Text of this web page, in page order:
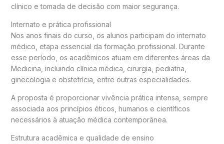
clínico e tomada de decisão com maior segurança.
Internato e prática profissional
Nos anos finais do curso, os alunos participam do internato
médico, etapa essencial da formação profissional. Durante
esse período, os acadêmicos atuam em diferentes áreas da
Medicina, incluindo clínica médica, cirurgia, pediatria,
ginecologia e obstetrícia, entre outras especialidades.
A proposta é proporcionar vivência prática intensa, sempre
associada aos princípios éticos, humanos e científicos
necessários à atuação médica contemporânea.
Estrutura acadêmica e qualidade de ensino